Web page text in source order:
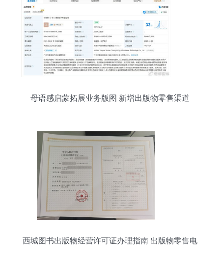
母语感启蒙拓展业务版图 新增出版物零售渠道
西城图书出版物经营许可证办理指南 出版物零售电